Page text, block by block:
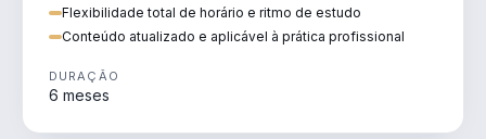
Flexibilidade total de horário e ritmo de estudo
Conteúdo atualizado e aplicável à prática profissional
DURAÇÃO
6 meses